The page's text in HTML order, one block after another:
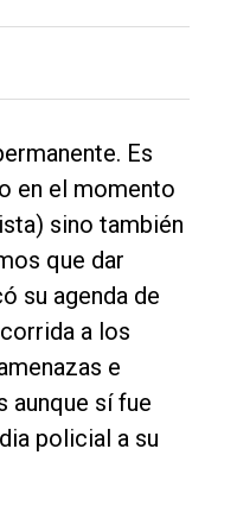
Es
en el momento
sino también
que dar
su agenda de
a los
e
aunque sí fue
policial a su